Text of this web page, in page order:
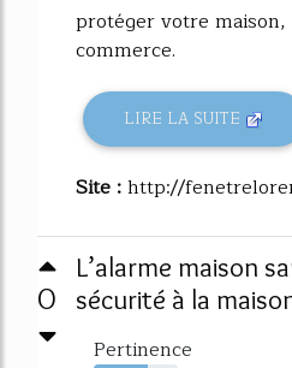
protéger votre
commerce.
LIRE LA SUITE
Site :http://
0
L’alarme maison
sécurité à la
Pertinence